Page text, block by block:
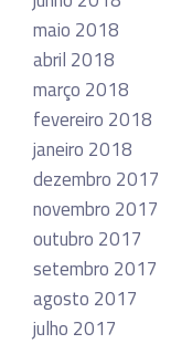
maio 2018
abril 2018
março 2018
fevereiro 2018
janeiro 2018
dezembro 2017
novembro 2017
outubro 2017
setembro 2017
agosto 2017
julho 2017